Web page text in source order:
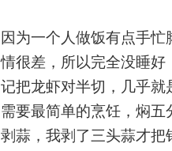
因为一个人做饭有点手
情很差，所以完全没睡
记把龙虾对半切，几乎
需要最简单的烹饪，焖
剥蒜，我剥了三头蒜才